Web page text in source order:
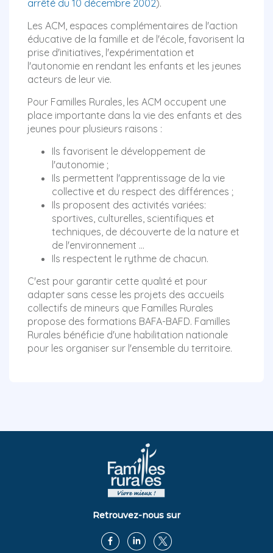
arrêté du 10 décembre 2002).
Les ACM, espaces complémentaires de l'action
éducative de la famille et de l'école, favorisent la
prise d'initiatives, l'expérimentation et
l'autonomie en rendant les enfants et les jeunes
acteurs de leur vie.
Pour Familles Rurales, les ACM occupent une
place importante dans la vie des enfants et des
jeunes pour plusieurs raisons :
Ils favorisent le développement de
l'autonomie ;
Ils permettent l'apprentissage de la vie
collective et du respect des différences ;
Ils proposent des activités variées:
sportives, culturelles, scientifiques et
techniques, de découverte de la nature et
de l'environnement ...
Ils respectent le rythme de chacun.
C'est pour garantir cette qualité et pour
adapter sans cesse les projets des accueils
collectifs de mineurs que Familles Rurales
propose des formations BAFA-BAFD. Familles
Rurales bénéficie d'une habilitation nationale
pour les organiser sur l'ensemble du territoire.
Retrouvez-nous sur